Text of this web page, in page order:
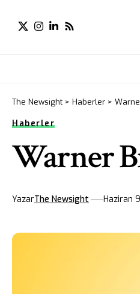
The Newsight > Haberler >
Haberler
Warner
YazarThe Newsight Haziran